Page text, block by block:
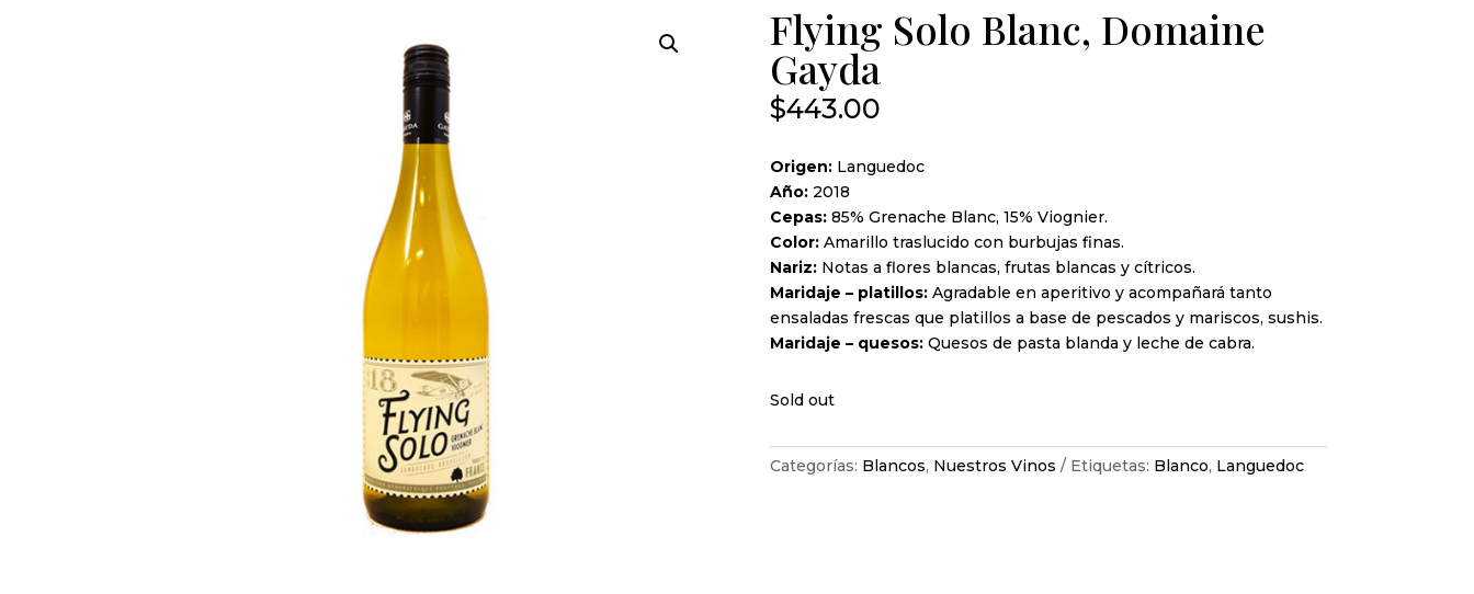
Flying Solo Blanc, Domaine
Gayda
$443.00
Origen:Languedoc
Año:2018
Cepas:85% Grenache Blanc, 15% Viognier.
Color:Amarillo traslucido con burbujas finas.
Nariz:Notas a flores blancas, frutas blancas y cítricos.
Maridaje – platillos:Agradable en aperitivo y acompañará tanto
ensaladas frescas que platillos a base de pescados y mariscos, sushis.
Maridaje – quesos:Quesos de pasta blanda y leche de cabra.
Sold out
Categorías: Blancos, Nuestros Vinos Etiquetas: Blanco, Languedoc